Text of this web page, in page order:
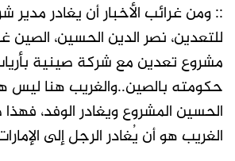
:: ومن غرائب الأخبار أن يغادر مدير
للتعدين، نصر الدين الحسين، الصين
مشروع تعدين مع شركة صينية
حكومته بالصين..والغريب هنا ليس
الحسين المشروع ويغادر الوفد،
الغريب هو أن يُغادر الرجل إلى